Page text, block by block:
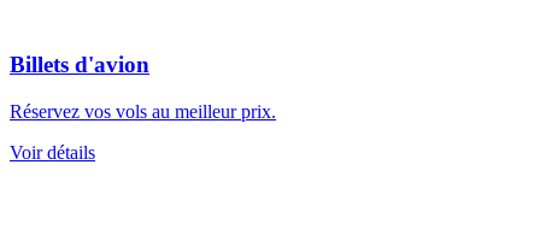
Billets d'avion
Réservez vos vols au meilleur prix.
Voir détails